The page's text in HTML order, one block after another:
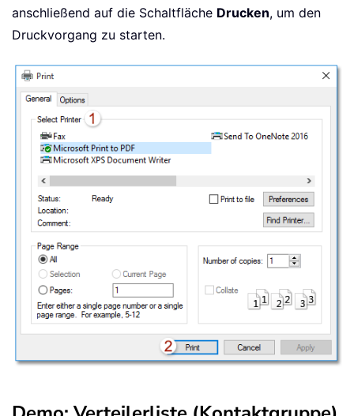
anschließend auf die Schaltfläche Drucken, um den
Druckvorgang zu starten.